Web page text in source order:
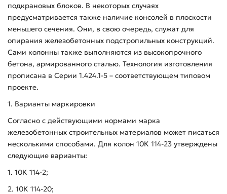
подкрановых блоков. В некоторых случаях
предусматривается также наличие консолей в плоскости
меньшего сечения. Они, в свою очередь, служат для
опирания железобетонных подстропильных конструкций.
Сами колонны также выполняются из высокопрочного
бетона, армированного сталью. Технология изготовления
прописана в Серии 1.424.1-5 – соответствующем типовом
проекте.
1. Варианты маркировки
Согласно с действующими нормами марка
железобетонных строительных материалов может писаться
несколькими способами. Для колон 10К 114-23 утверждены
следующие варианты:
1. 10К 114-2;
2. 10К 114-20;